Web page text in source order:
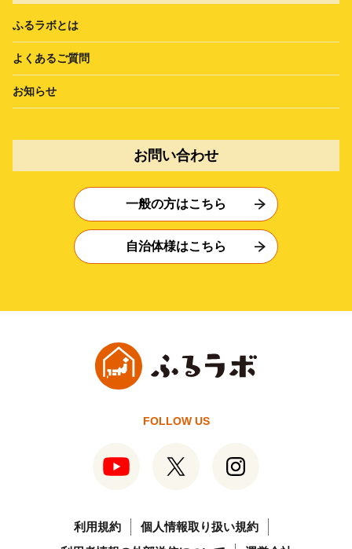
ふるラボとは
よくあるご質問
お知らせ
お問い合わせ
一般の方はこちら
自治体様はこちら
FOLLOW US
利用規約
個人情報取り扱い規約